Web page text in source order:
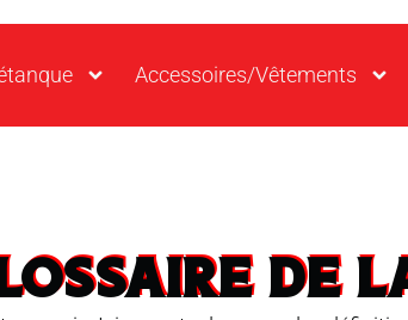
Accessoires/Vêtements
DE